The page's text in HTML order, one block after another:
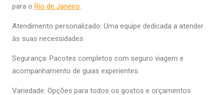
para o Rio de Janeiro.
Atendimento personalizado: Uma equipe dedicada a atender
às suas necessidades
Segurança: Pacotes completos com seguro viagem e
acompanhamento de guias experientes.
Variedade: Opções para todos os gostos e orçamentos.